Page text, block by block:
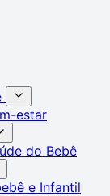
estar
do Bebê
e Infantil